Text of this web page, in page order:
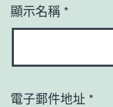
顯示名稱 *
電子郵件地址 *